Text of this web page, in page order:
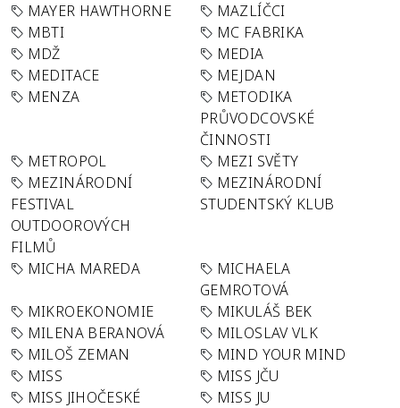
MAYER HAWTHORNE
MAZLÍČCI
MBTI
MC FABRIKA
MDŽ
MEDIA
MEDITACE
MEJDAN
MENZA
METODIKA
PRŮVODCOVSKÉ
ČINNOSTI
METROPOL
MEZI SVĚTY
MEZINÁRODNÍ
FESTIVAL
OUTDOOROVÝCH
FILMŮ
MEZINÁRODNÍ
STUDENTSKÝ KLUB
MICHA MAREDA
MICHAELA
GEMROTOVÁ
MIKROEKONOMIE
MIKULÁŠ BEK
MILENA BERANOVÁ
MILOSLAV VLK
MILOŠ ZEMAN
MIND YOUR MIND
MISS
MISS JČU
MISS JIHOČESKÉ
MISS JU